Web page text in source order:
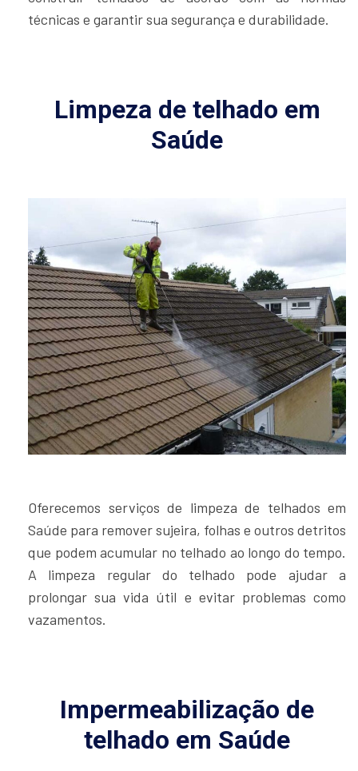
técnicas e garantir sua segurança e durabilidade.
Limpeza de telhado em
Saúde
Oferecemos serviços de limpeza de telhados em
Saúde para remover sujeira, folhas e outros detritos
que podem acumular no telhado ao longo do tempo.
A limpeza regular do telhado pode ajudar a
prolongar sua vida útil e evitar problemas como
vazamentos.
Impermeabilização de
telhado em Saúde